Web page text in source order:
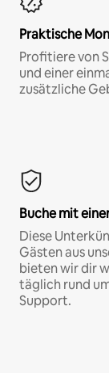
Praktische
Profitiere von
und einer
zusätzliche
Buche mit
Diese
Gästen aus
bieten wir dir
täglich rund
Support.